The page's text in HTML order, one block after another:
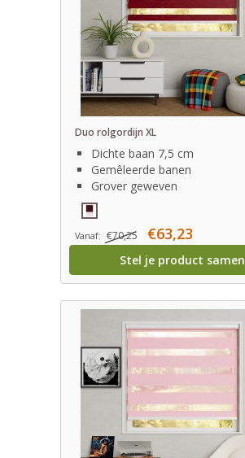
Duo rolgordijn XL
Dichte baan 7,5 cm
Gemêleerde banen
Grover geweven
Vanaf: €70,25 €63,23
Stel je product samen